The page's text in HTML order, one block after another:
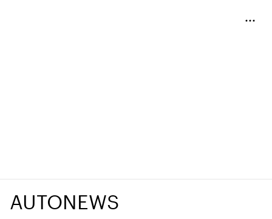
AUTONEWS